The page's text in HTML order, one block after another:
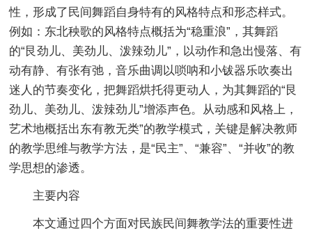
性，形成了民间舞蹈自身特有的风格特点和形态样式。
例如：东北秧歌的风格特点概括为“稳重浪”，其舞蹈
的“艮劲儿、美劲儿、泼辣劲儿”，以动作和急出慢落、有
动有静、有张有弛，音乐曲调以唢呐和小钹器乐吹奏出
迷人的节奏变化，把舞蹈烘托得更动人，为其舞蹈的“艮
劲儿、美劲儿、泼辣劲儿”增添声色。从动感和风格上，
艺术地概括出东有教无类”的教学模式，关键是解决教师
的教学思维与教学方法，是“民主”、“兼容”、“并收”的教
学思想的渗透。
主要内容
本文通过四个方面对民族民间舞教学法的重要性进